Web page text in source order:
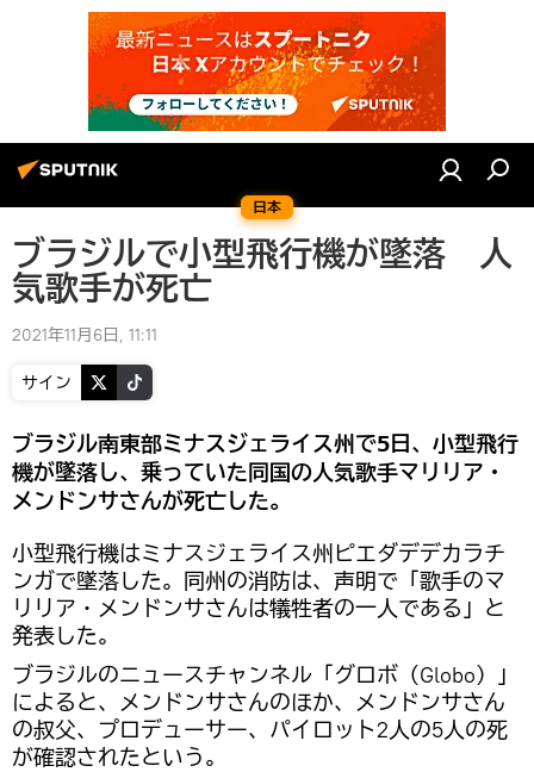
日本
ブラジルで小型飛行機が墜落 人
気歌手が死亡
2021年11月6日, 11:11
サイン
ブラジル南東部ミナスジェライス州で5日、小型飛行
機が墜落し、乗っていた同国の人気歌手マリリア・
メンドンサさんが死亡した。
小型飛行機はミナスジェライス州ピエダデデカラチ
ンガで墜落した。同州の消防は、声明で「歌手のマ
リリア・メンドンサさんは犠牲者の一人である」と
発表した。
ブラジルのニュースチャンネル「グロボ（Globo）」
によると、メンドンサさんのほか、メンドンサさん
の叔父、プロデューサー、パイロット2人の5人の死
が確認されたという。